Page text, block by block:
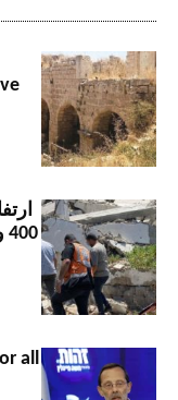
400 والسعودية ترفض استقبال الجرحى
all